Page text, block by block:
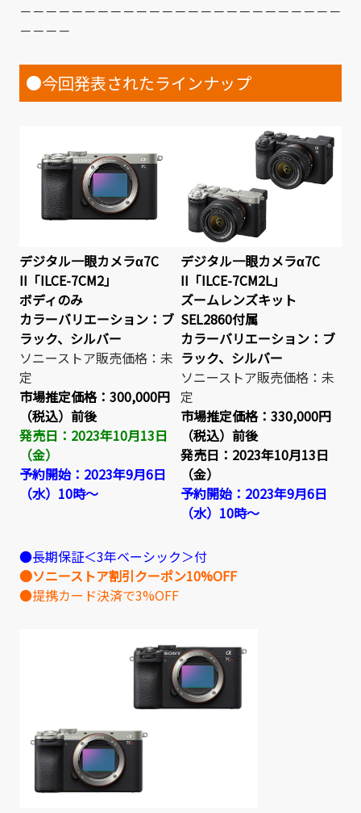
－－－－－－－－－－－－－－－－－－－－－－－－－
－－－－
●今回発表されたラインナップ
デジタル一眼カメラα7C
II「ILCE-7CM2」
ボディのみ
カラーバリエーション：ブ
ラック、シルバー
ソニーストア販売価格：未
定
市場推定価格： 300,000円
（税込）前後
発売日：2023年10月13日
（金）
予約開始：2023年9月6日
（水）10時～
デジタル一眼カメラα7C
II「ILCE-7CM2L」
ズームレンズキット
SEL2860付属
カラーバリエーション：ブ
ラック、シルバー
ソニーストア販売価格：未
定
市場推定価格： 330,000円
（税込）前後
発売日：2023年10月13日
（金）
予約開始：2023年9月6日
（水）10時～
●長期保証＜3年ベーシック＞付
●ソニーストア割引クーポン10%OFF
●提携カード決済で3%OFF